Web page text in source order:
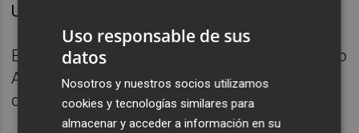
Unidos.
En 2021 jugó asimismo en Indian Wells, pero
Alcaraz se despidió entonces a las primeras
de cambio al perder ante Andy Murray.
Uso responsable de sus
datos
Nosotros y nuestros socios utilizamos
cookies y tecnologías similares para
almacenar y acceder a información en su